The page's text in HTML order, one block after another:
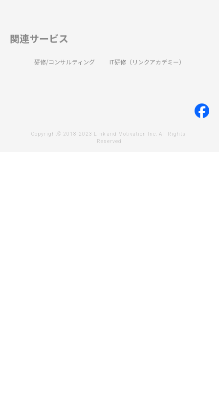
関連サービス
研修/コンサルティング IT研修（リンクアカデミー）
Copyright© 2018-2023 Link and Motivation Inc. All Rights
Reserved